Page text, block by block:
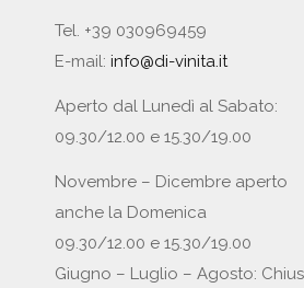
Tel. +39 030969459
E-mail: info@di-vinita.it
Aperto dal Lunedì al Sabato:
09.30/12.00 e 15.30/19.00
Novembre – Dicembre aperto
anche la Domenica
09.30/12.00 e 15.30/19.00
Giugno – Luglio – Agosto: